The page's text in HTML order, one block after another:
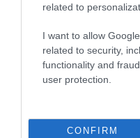
related to
I want to allow
related to security,
functionality and
user protection.
CONFIRM